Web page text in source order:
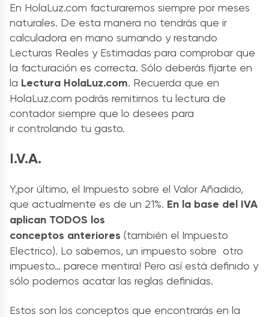
En HolaLuz.com facturaremos siempre por meses
naturales. De esta manera no tendrás que ir
calculadora en mano sumando y restando
Lecturas Reales y Estimadas para comprobar que
la facturación es correcta. Sólo deberás fijarte en
la Lectura HolaLuz.com. Recuerda que en
HolaLuz.com podrás remitirnos tu lectura de
contador siempre que lo desees para
ir controlando tu gasto.
I.V.A.
Y,por último, el Impuesto sobre el Valor Añadido,
que actualmente es de un 21%. En la base del IVA
aplican TODOS los
conceptos anteriores (también el Impuesto
Electrico). Lo sabemos, un impuesto sobre otro
impuesto… parece mentira! Pero así está definido y
sólo podemos acatar las reglas definidas.
Estos son los conceptos que encontrarás en la